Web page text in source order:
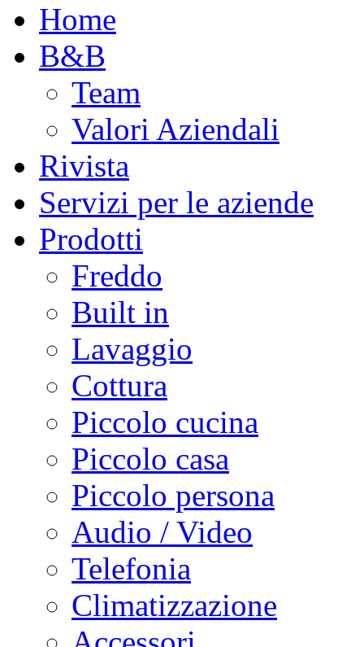
Home
B&B
Team
Valori Aziendali
Rivista
Servizi per le aziende
Prodotti
Freddo
Built in
Lavaggio
Cottura
Piccolo cucina
Piccolo casa
Piccolo persona
Audio / Video
Telefonia
Climatizzazione